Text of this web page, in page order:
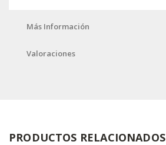
Más Información
Valoraciones
PRODUCTOS RELACIONADOS